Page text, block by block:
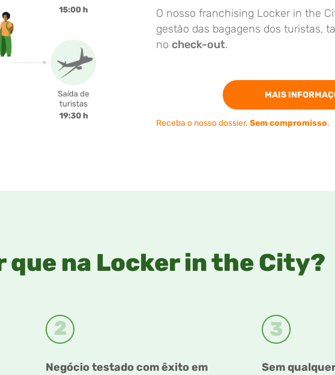
O nosso franchising Locker in the
gestão das bagagens dos turistas,
no check-out.
MAIS
Receba o nosso dossier. Sem compromisso.
que na Locker in the City?
Negócio testado com êxito em
Sem